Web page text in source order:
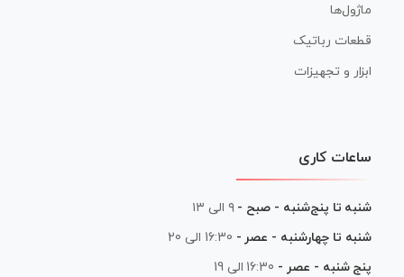
ماژول‌ها
قطعات رباتیک
ابزار و تجهیزات
ساعات کاری
شنبه تا پنج‌شنبه - صبح - ۹ الی ۱۳
شنبه تا چهارشنبه - عصر - 16:30 الی 20
پنج شنبه - عصر - 16:30 الی 19